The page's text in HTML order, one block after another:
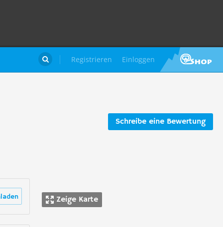
Registrieren Einloggen

Schreibe eine Bewertung
Zeige Karte